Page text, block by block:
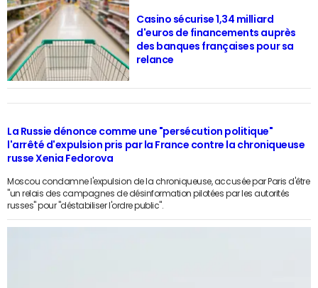
Casino sécurise 1,34 milliard
d'euros de financements auprès
des banques françaises pour sa
relance
La Russie dénonce comme une "persécution politique"
l'arrêté d'expulsion pris par la France contre la chroniqueuse
russe Xenia Fedorova
Moscou condamne l'expulsion de la chroniqueuse, accusée par Paris d'être
"un relais des campagnes de désinformation pilotées par les autorités
russes" pour "déstabiliser l'ordre public".